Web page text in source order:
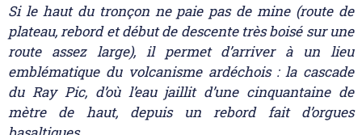
Si le haut du tronçon ne paie pas de mine (route de
plateau, rebord et début de descente très boisé sur une
route assez large), il permet d’arriver à un lieu
emblématique du volcanisme ardéchois : la cascade
du Ray Pic, d’où l’eau jaillit d’une cinquantaine de
mètre de haut, depuis un rebord fait d’orgues